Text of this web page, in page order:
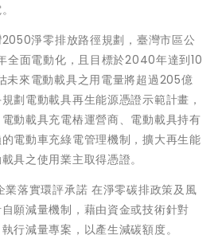
淨零排放路徑規劃，臺灣市區公
全面電動化，且目標於2040年達到10
未來電動載具之用電量將超過205億
劃電動載具再生能源憑證示範計畫，
動載具充電樁運營商、電動載具持有
電動車充綠電管理機制，擴大再生能
具之使用業主取得憑證。
業落實環評承諾 在淨零碳排政策及風
願減量機制，藉由資金或技術針對
行減量專案，以產生減碳額度。